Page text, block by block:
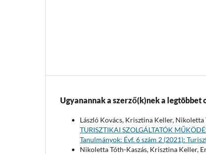
Ugyanannak a szerző(k)nek a legtöbbet
László Kovács, Krisztina Keller, Nikoletta
TURISZTIKAI SZOLGÁLTATÓK
Tanulmányok: Évf. 6 szám 2 (2021):
Nikoletta Tóth-Kaszás, Krisztina Keller,